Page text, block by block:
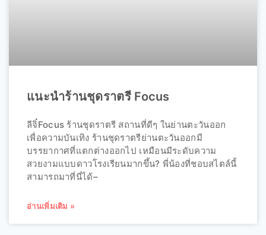
แนะนำร้านชุดราตรี Focus
ลีจิ๋Focus ร้านชุดราตรี สถานที่ดีๆ ในย่านตะวันออก
เพื่อความบันเทิง ร้านชุดราตรีย่านตะวันออกมี
บรรยากาศที่แตกต่างออกไป เหมือนมีระดับความ
สวยงามแบบดาวโรงเรียนมากขึ้น? พี่น้องที่ชอบสไตล์นี้
สามารถมาที่นี่ได้–
อ่านเพิ่มเติม »